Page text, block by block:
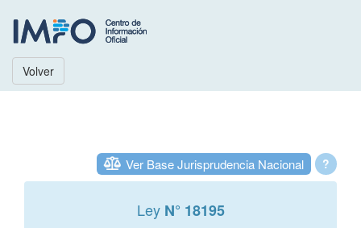
Volver
?
Ver Base Jurisprudencia Nacional
Ley N° 18195